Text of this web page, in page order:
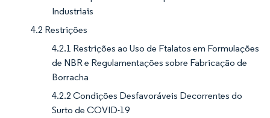
Industriais
4.2 Restrições
4.2.1 Restrições ao Uso de Ftalatos em Formulações
de NBR e Regulamentações sobre Fabricação de
Borracha
4.2.2 Condições Desfavoráveis Decorrentes do
Surto de COVID-19